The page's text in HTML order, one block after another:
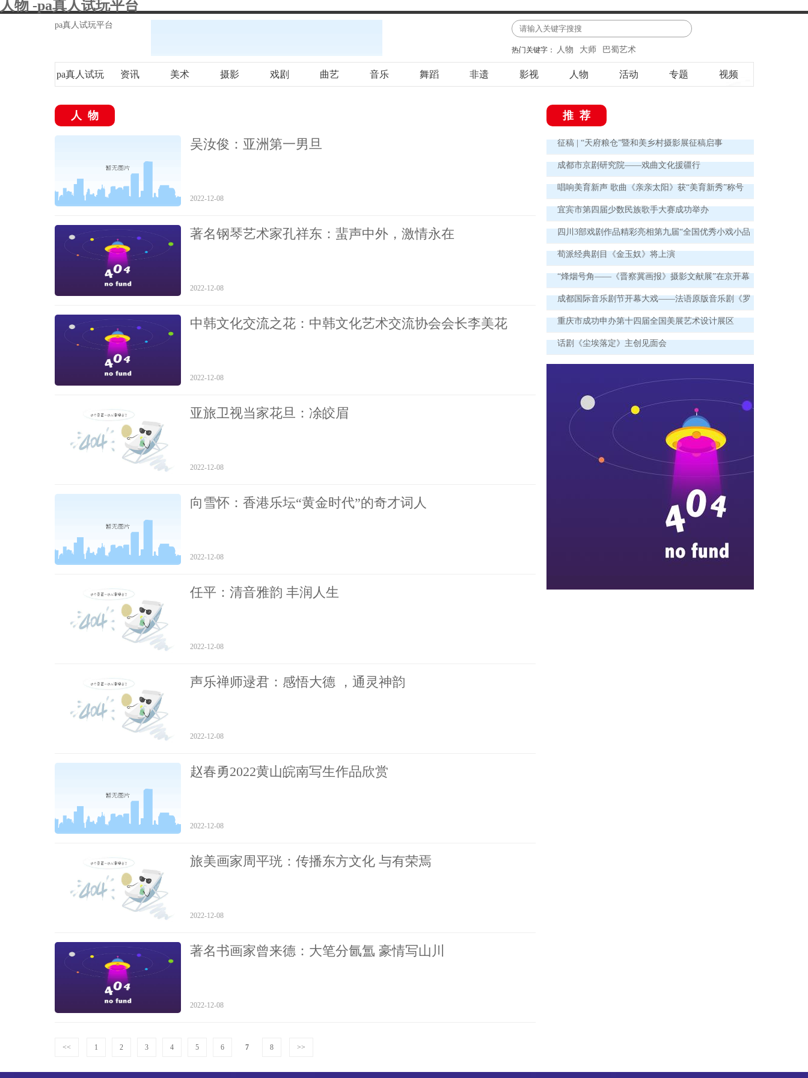
人物 -pa真人试玩平台
pa真人试玩平台
热门关键字： 人物 大师 巴蜀艺术
pa真人试玩 资讯 美术 摄影 戏剧 曲艺 音乐 舞蹈 非遗 影视 人物 活动 专题 视频
人物
吴汝俊：亚洲第一男旦
2022-12-08
著名钢琴艺术家孔祥东：蜚声中外，激情永在
2022-12-08
中韩文化交流之花：中韩文化艺术交流协会会长李美花
2022-12-08
亚旅卫视当家花旦：凃皎眉
2022-12-08
向雪怀：香港乐坛“黄金时代”的奇才词人
2022-12-08
任平：清音雅韵 丰润人生
2022-12-08
声乐禅师逯君：感悟大德 ，通灵神韵
2022-12-08
赵春勇2022黄山皖南写生作品欣赏
2022-12-08
旅美画家周平珖：传播东方文化 与有荣焉
2022-12-08
著名书画家曾来德：大笔分氤氲 豪情写山川
2022-12-08
<< 1 2 3 4 5 6 7 8 >>
推荐
征稿 | “天府粮仓”暨和美乡村摄影展征稿启事
成都市京剧研究院——戏曲文化援疆行
唱响美育新声 歌曲《亲亲太阳》获“美育新秀”称号
宜宾市第四届少数民族歌手大赛成功举办
四川3部戏剧作品精彩亮相第九届“全国优秀小戏小品
展演”活动
荀派经典剧目《金玉奴》将上演
“烽烟号角——《晋察冀画报》摄影文献展”在京开幕
成都国际音乐剧节开幕大戏——法语原版音乐剧《罗
密欧与朱丽叶》成都站首演来袭！
重庆市成功申办第十四届全国美展艺术设计展区
话剧《尘埃落定》主创见面会